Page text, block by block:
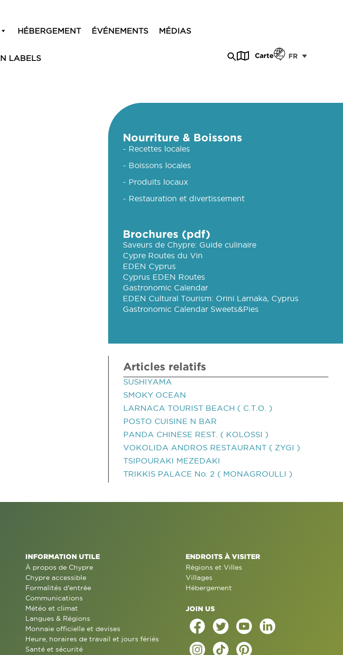
HÉBERGEMENT ÉVÉNEMENTS MÉDIAS
LABELS Carte FR
Nourriture & Boissons
- Recettes locales
- Boissons locales
- Produits locaux
- Restauration et divertissement
Brochures (pdf)
Saveurs de Chypre: Guide culinaire
Cypre Routes du Vin
EDEN Cyprus
Cyprus EDEN Routes
Gastronomic Calendar
EDEN Cultural Tourism: Orini Larnaka, Cyprus
Gastronomic Calendar Sweets&Pies
Articles relatifs
SUSHIYAMA
SMOKY OCEAN
LARNACA TOURIST BEACH ( C.T.O. )
POSTO CUISINE N BAR
PANDA CHINESE REST. ( KOLOSSI )
VOKOLIDA ANDROS RESTAURANT ( ZYGI )
TSIPOURAKI MEZEDAKI
TRIKKIS PALACE No. 2 ( MONAGROULLI )
INFORMATION UTILE
À propos de Chypre
Chypre accessible
Formalités d'entrée
Communications
Météo et climat
Langues & Régions
Monnaie officielle et devises
Heure, horaires de travail et jours fériés
Santé et sécurité
ENDROITS À VISITER
Régions et Villes
Villages
Hébergement
JOIN US